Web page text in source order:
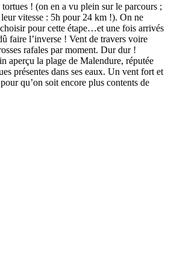
tortues ! (on en a vu plein sur le parcours ;
leur vitesse : 5h pour 24 km !). On ne
pour cette étape…et une fois arrivés
faire l’inverse ! Vent de travers voire
rafales par moment. Dur dur !
aperçu la plage de Malendure, réputée
présentes dans ses eaux. Un vent fort et
qu’on soit encore plus contents de